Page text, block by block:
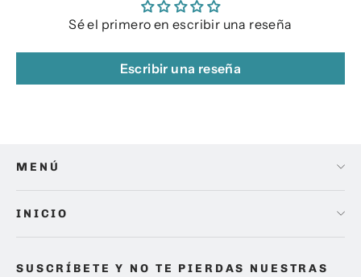
Sé el primero en escribir una reseña
Escribir una reseña
MENÚ
INICIO
SUSCRÍBETE Y NO TE PIERDAS NUESTRAS